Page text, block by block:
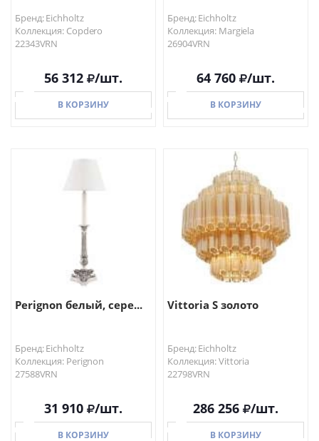
Бренд: Eichholtz
Коллекция: Copdero
22343VRN
56 312 /шт.
В КОРЗИНУ
Бренд: Eichholtz
Коллекция: Margiela
26904VRN
64 760 /шт.
В КОРЗИНУ
В КОРЗИНУ
Perignon белый, сере...
Бренд: Eichholtz
Коллекция: Perignon
27588VRN
31 910 /шт.
В КОРЗИНУ
Vittoria S золото
Бренд: Eichholtz
Коллекция: Vittoria
22798VRN
286 256 /шт.
В КОРЗИНУ